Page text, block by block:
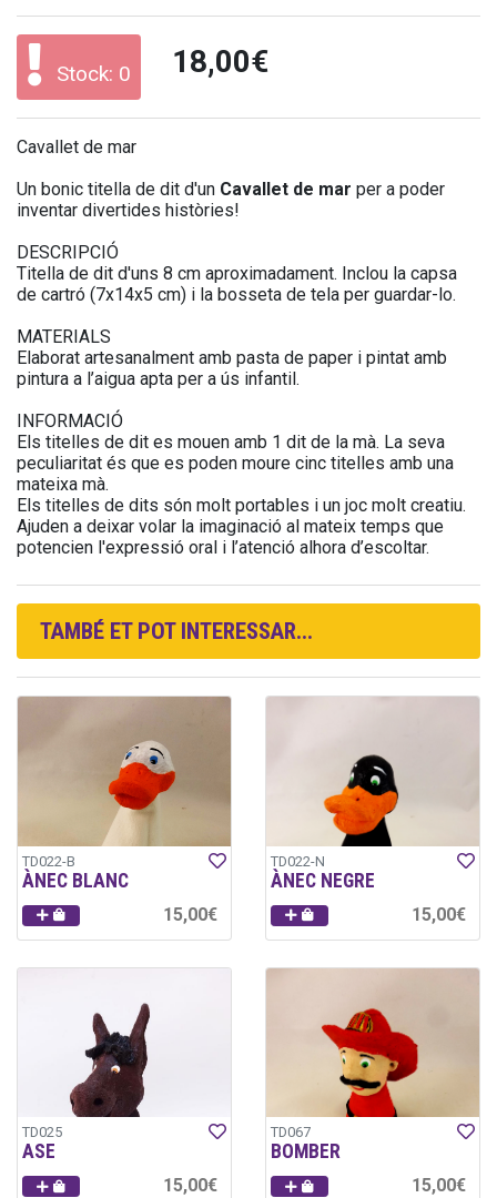
Stock: 0 18,00€
Cavallet de mar
Un bonic titella de dit d'un Cavallet de mar per a poder
inventar divertides històries!
DESCRIPCIÓ
Titella de dit d'uns 8 cm aproximadament. Inclou la capsa
de cartró (7x14x5 cm) i la bosseta de tela per guardar-lo.
MATERIALS
Elaborat artesanalment amb pasta de paper i pintat amb
pintura a l’aigua apta per a ús infantil.
INFORMACIÓ
Els titelles de dit es mouen amb 1 dit de la mà. La seva
peculiaritat és que es poden moure cinc titelles amb una
mateixa mà.
Els titelles de dits són molt portables i un joc molt creatiu.
Ajuden a deixar volar la imaginació al mateix temps que
potencien l'expressió oral i l’atenció alhora d’escoltar.
TAMBÉ ET POT INTERESSAR...
TD022-B
ÀNEC BLANC
15,00€
TD022-N
ÀNEC NEGRE
15,00€
TD025
ASE
15,00€
TD067
BOMBER
15,00€